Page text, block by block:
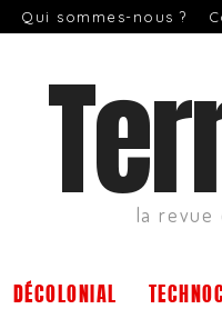
Qui sommes-nous ?
la revue
DÉCOLONIAL